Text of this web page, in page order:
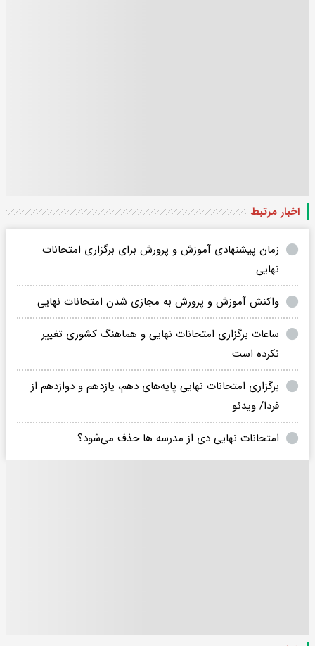
اخبار مرتبط
زمان پیشنهادی آموزش و پرورش برای برگزاری امتحانات
نهایی
واکنش آموزش و پرورش به مجازی شدن امتحانات نهایی
ساعات برگزاری امتحانات نهایی و هماهنگ کشوری تغییر
نکرده است
برگزاری امتحانات نهایی پایه‌های دهم، یازدهم و دوازدهم از
فردا/ ویدئو
امتحانات نهایی دی از مدرسه ها حذف می‌شود؟